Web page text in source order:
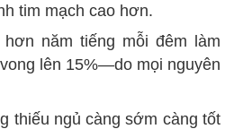
tim mạch cao hơn.
năm tiếng mỗi đêm làm
lên 15%—do mọi nguyên
thiếu ngủ càng sớm càng tốt